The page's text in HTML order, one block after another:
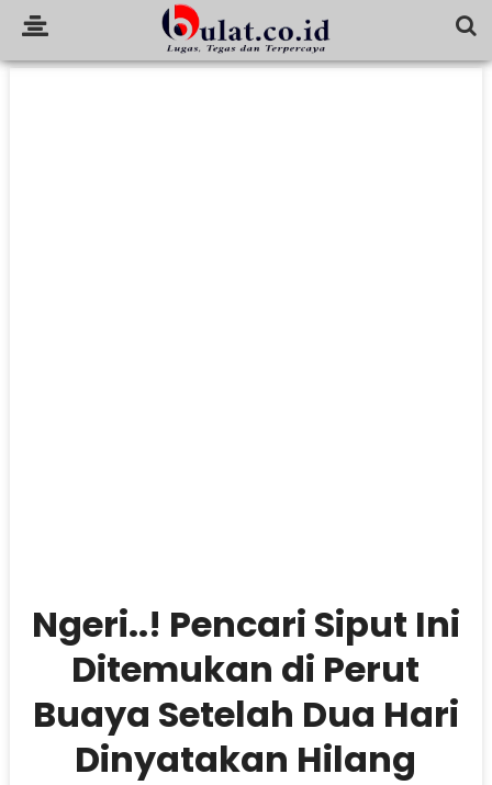
Ngeri..! Pencari Siput Ini
Ditemukan di Perut
Buaya Setelah Dua Hari
Dinyatakan Hilang